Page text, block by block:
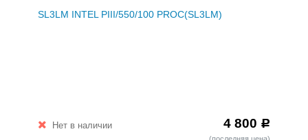
SL3LM INTEL PIII/550/100 PROC(SL3LM)
Нет в наличии 4 800 Р